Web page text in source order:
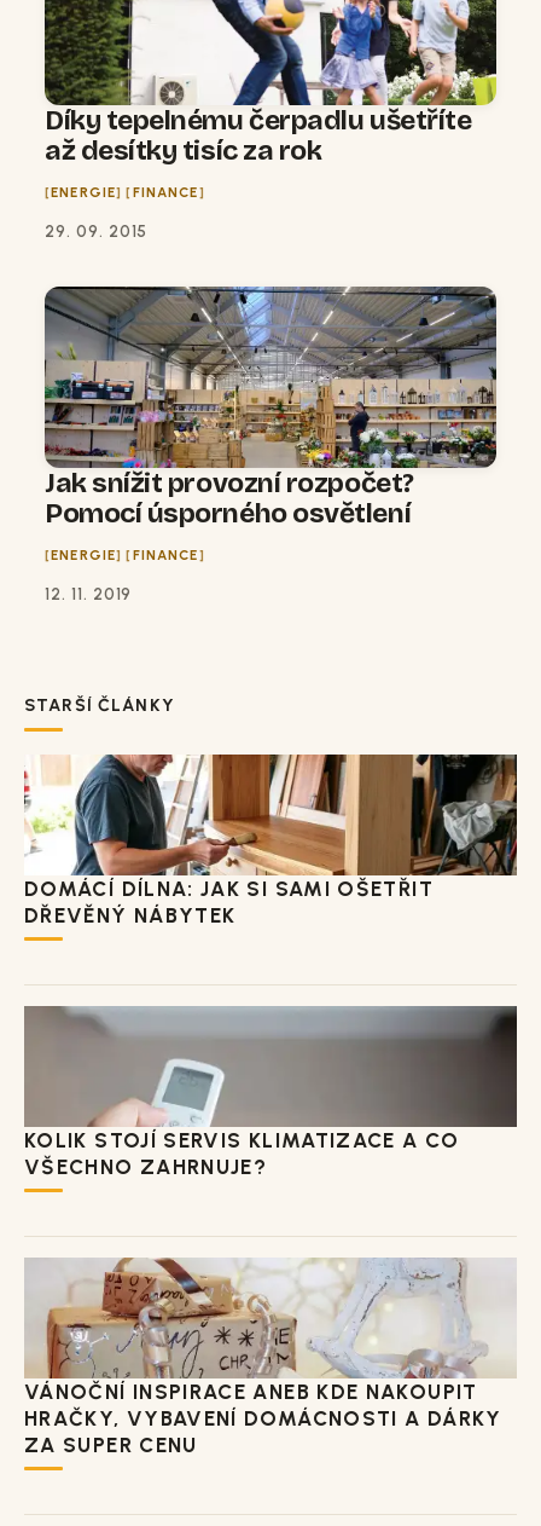
Díky tepelnému čerpadlu ušetříte
až desítky tisíc za rok
ENERGIE FINANCE
29. 09. 2015
Jak snížit provozní rozpočet?
Pomocí úsporného osvětlení
ENERGIE FINANCE
12. 11. 2019
STARŠÍ ČLÁNKY
DOMÁCÍ DÍLNA: JAK SI SAMI OŠETŘIT
DŘEVĚNÝ NÁBYTEK
KOLIK STOJÍ SERVIS KLIMATIZACE A CO
VŠECHNO ZAHRNUJE?
VÁNOČNÍ INSPIRACE ANEB KDE NAKOUPIT
HRAČKY, VYBAVENÍ DOMÁCNOSTI A DÁRKY
ZA SUPER CENU